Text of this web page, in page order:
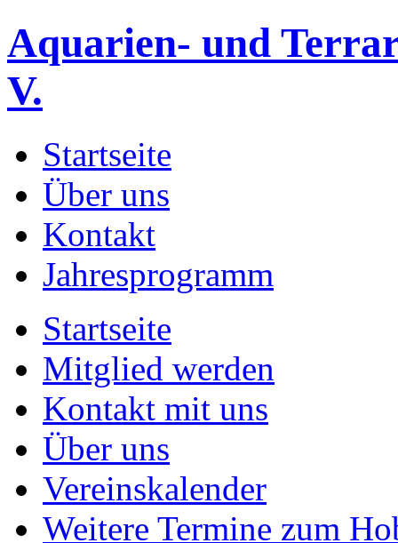
Aquarien- und
V.
Startseite
Über uns
Kontakt
Jahresprogramm
Startseite
Mitglied werden
Kontakt mit uns
Über uns
Vereinskalender
Weitere Termine zum